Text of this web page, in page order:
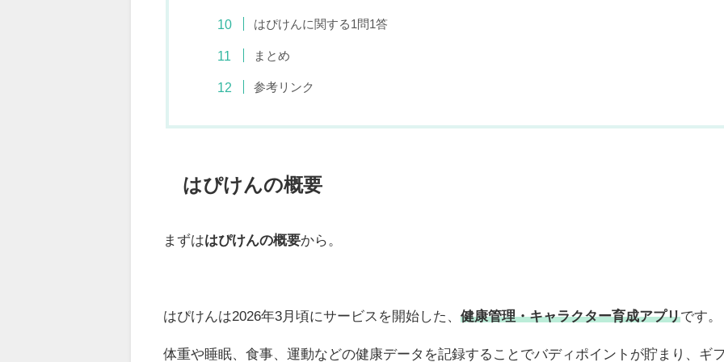
はぴけんに関する1問1答
まとめ
参考リンク
はぴけんの概要
まずははぴけんの概要から。
はぴけんは2026年3月頃にサービスを開始した、健康管理・キャラクター育成アプリです。
体重や睡眠、食事、運動などの健康データを記録することでバディポイントが貯まり、ギ